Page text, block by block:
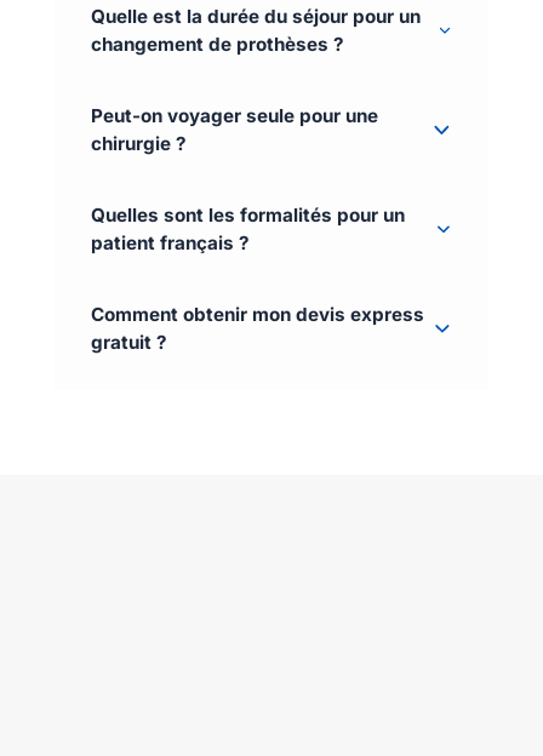
Quelle est la durée du séjour pour un
changement de prothèses ?
Peut-on voyager seule pour une
chirurgie ?
Quelles sont les formalités pour un
patient français ?
Comment obtenir mon devis express
gratuit ?